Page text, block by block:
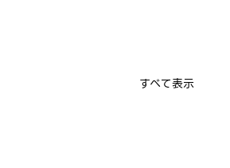
すべて表示